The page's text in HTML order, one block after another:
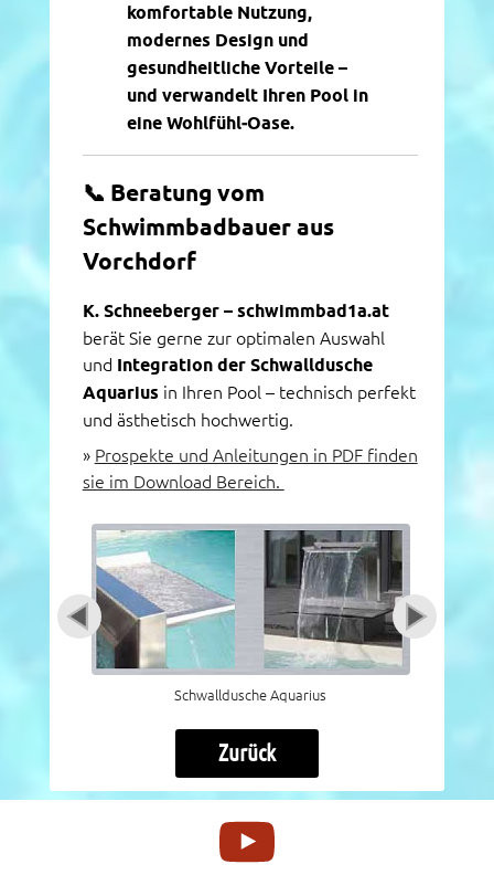
komfortable Nutzung,
modernes Design und
gesundheitliche Vorteile –
und verwandelt Ihren Pool in
eine Wohlfühl‑Oase.
📞 Beratung vom
Schwimmbadbauer aus
Vorchdorf
K. Schneeberger – schwimmbad1a.at
berät Sie gerne zur optimalen Auswahl
und Integration der Schwalldusche
Aquarius in Ihren Pool – technisch perfekt
und ästhetisch hochwertig.
» Prospekte und Anleitungen in PDF finden
sie im Download Bereich.
Schwalldusche Aquarius
Zurück